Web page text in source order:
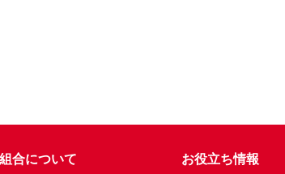
合について お役立ち情報